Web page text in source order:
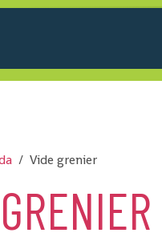
Vide grenier